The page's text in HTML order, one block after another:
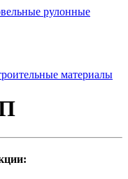
рулонные
материалы